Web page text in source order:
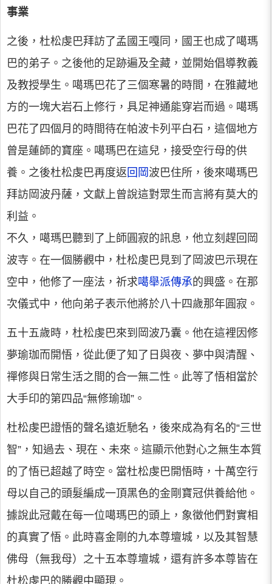
事業
之後，杜松虔巴拜訪了孟國王嘎同，國王也成了噶瑪
巴的弟子。之後他的足跡遍及全藏，並開始倡導教義
及教授學生。噶瑪巴花了三個寒暑的時間，在雅藏地
方的一塊大岩石上修行，具足神通能穿岩而過。噶瑪
巴花了四個月的時間待在帕波卡列平白石，這個地方
曾是蓮師的寶座。噶瑪巴在這兒，接受空行母的供
養。之後杜松虔巴再度返 回岡 波巴住所，後來噶瑪巴
拜訪岡波丹薩，文獻上曾說這對眾生而言將有莫大的
利益。
不久，噶瑪巴聽到了上師圓寂的訊息，他立刻趕回岡
波寺。在一個勝觀中，杜松虔巴見到了岡波巴示現在
空中，他修了一座法，祈求噶舉派傳承的興盛。在那
次儀式中，他向弟子表示他將於八十四歲那年圓寂。
五十五歲時，杜松虔巴來到岡波乃囊。他在這裡因修
夢瑜珈而開悟，從此便了知了日與夜、夢中與清醒、
禪修與日常生活之間的合一無二性。此等了悟相當於
大手印的第四品“無修瑜珈”。
杜松虔巴證悟的聲名遠近馳名，後來成為有名的“三世
智”，知過去、現在、未來。這顯示他對心之無生本質
的了悟已超越了時空。當杜松虔巴開悟時，十萬空行
母以自己的頭髮編成一頂黑色的金剛寶冠供養給他。
據說此冠戴在每一位噶瑪巴的頭上，象徵他們對實相
的真實了悟。此時喜金剛的九本尊壇城，以及其智慧
佛母（無我母）之十五本尊壇城，還有許多本尊皆在
杜松虔巴的勝觀中顯現。